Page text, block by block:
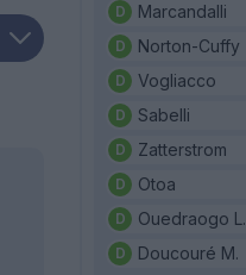
Marcandalli
Norton-Cuffy
Vogliacco
Sabelli
Zatterstrom
Otoa
Ouedraogo L.
Doucouré M.